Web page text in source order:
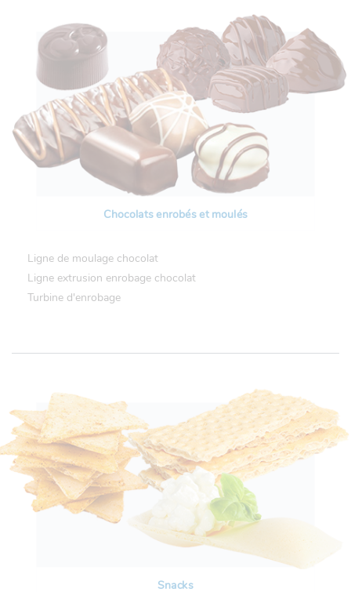
Chocolats enrobés et moulés
Ligne de moulage chocolat
Ligne extrusion enrobage chocolat
Turbine d'enrobage
Snacks